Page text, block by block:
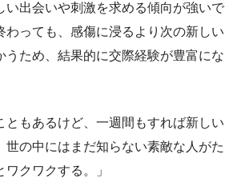
い出会いや刺激を求める傾向が強いで
わっても、感傷に浸るより次の新しい
うため、結果的に交際経験が豊富にな
ともあるけど、一週間もすれば新しい
世の中にはまだ知らない素敵な人がた
クワクする。」